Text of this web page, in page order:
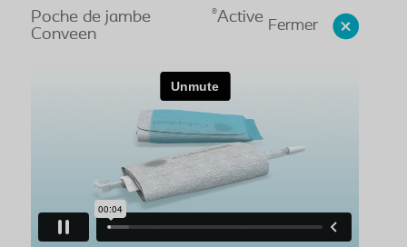
Fermer
Poche de jambe
Conveen
®Active